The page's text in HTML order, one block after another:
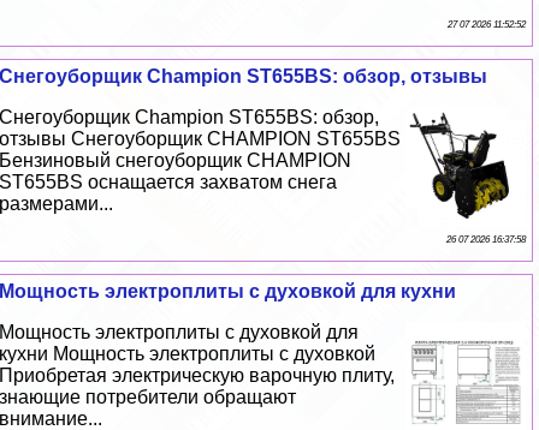
27 07 2026 11:52:52
Снегоуборщик Champion ST655BS: обзор, отзывы
Снегоуборщик Champion ST655BS: обзор,
отзывы Снегоуборщик CHAMPION ST655BS
Бензиновый снегоуборщик CHAMPION
ST655BS оснащается захватом снега
размерами...
26 07 2026 16:37:58
Мощность электроплиты с духовкой для кухни
Мощность электроплиты с духовкой для
кухни Мощность электроплиты с духовкой
Приобретая электрическую варочную плиту,
знающие потребители обращают
внимание...